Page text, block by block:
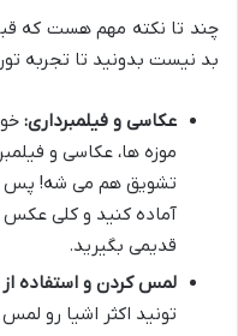
چند تا نکته مهم هست که قبل
بد نیست بدونید تا تجربه
عکاسی و فیلمبرداری:
موزه ها، عکاسی و
تشویق هم می شه! پس
آماده کنید و کلی عکس
قدیمی بگیرید.
لمس کردن و استفاده
تونید اکثر اشیا رو